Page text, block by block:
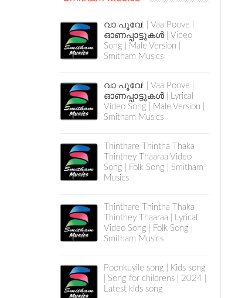
വാ പൂവേ! | Vaa Poove |
ഓണപ്പാട്ടുകൾ | Video
Song | Male Version |
Smitham Musics
വാ പൂവേ! | Vaa Poove |
ഓണപ്പാട്ടുകൾ | Lyrical
Video Song | Male Version |
Smitham Musics
Thinthare Thintha Thaka
Thinthey Thaaraa Video
Song | Folk Song | Smitham
Musics
Thinthare Thintha Thaka
Thinthey Thaaraa | Lyrical
Video Song | Folk Song |
Smitham Musics
Poonkuyile song | Kids song
| Song for childrens | 2024 |
Latest kids song